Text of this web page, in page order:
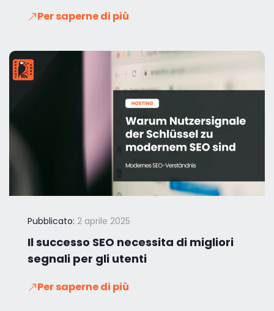
Per saperne di più
Pubblicato: 2 aprile 2025
Il successo SEO necessita di migliori
segnali per gli utenti
Per saperne di più